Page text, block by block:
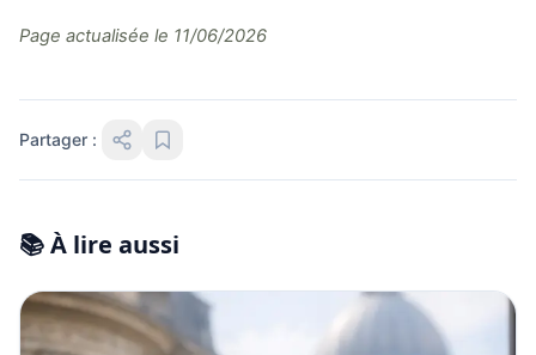
Page actualisée le 11/06/2026
Partager :
📚 À lire aussi